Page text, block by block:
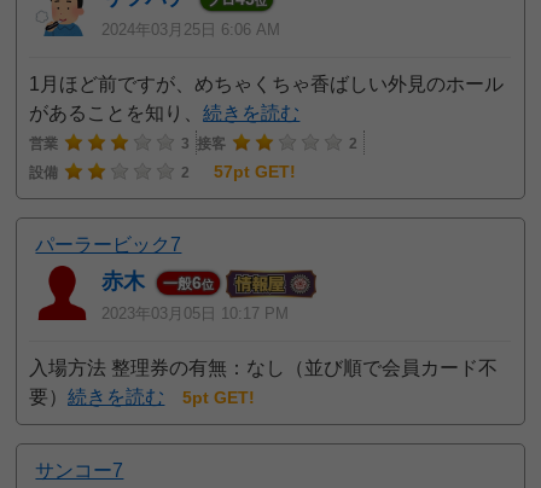
2024年03月25日 6:06 AM
1月ほど前ですが、めちゃくちゃ香ばしい外見のホール
があることを知り、続きを読む
営業 3 接客
2
設備
2 57pt GET!
パーラービック7
赤木 一般6位
2023年03月05日 10:17 PM
入場方法 整理券の有無：なし（並び順で会員カード不
要）続きを読む 5pt GET!
サンコー7